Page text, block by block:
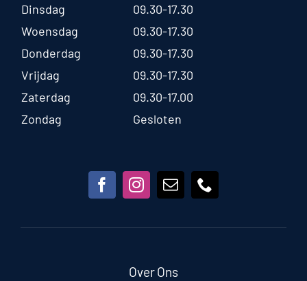
Dinsdag
09.30-17.30
Woensdag
09.30-17.30
Donderdag
09.30-17.30
Vrijdag
09.30-17.30
Zaterdag
09.30-17.00
Zondag
Gesloten
Over Ons